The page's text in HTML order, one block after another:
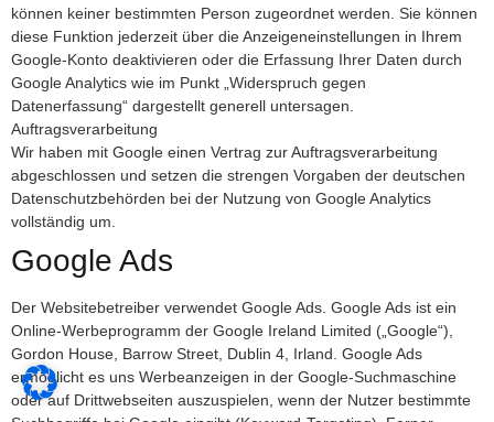
können keiner bestimmten Person zugeordnet werden. Sie können
diese Funktion jederzeit über die Anzeigeneinstellungen in Ihrem
Google-Konto deaktivieren oder die Erfassung Ihrer Daten durch
Google Analytics wie im Punkt „Widerspruch gegen
Datenerfassung“ dargestellt generell untersagen.
Auftragsverarbeitung
Wir haben mit Google einen Vertrag zur Auftragsverarbeitung
abgeschlossen und setzen die strengen Vorgaben der deutschen
Datenschutzbehörden bei der Nutzung von Google Analytics
vollständig um.
Google Ads
Der Websitebetreiber verwendet Google Ads. Google Ads ist ein
Online-Werbeprogramm der Google Ireland Limited („Google“),
Gordon House, Barrow Street, Dublin 4, Irland. Google Ads
ermöglicht es uns Werbeanzeigen in der Google-Suchmaschine
oder auf Drittwebseiten auszuspielen, wenn der Nutzer bestimmte